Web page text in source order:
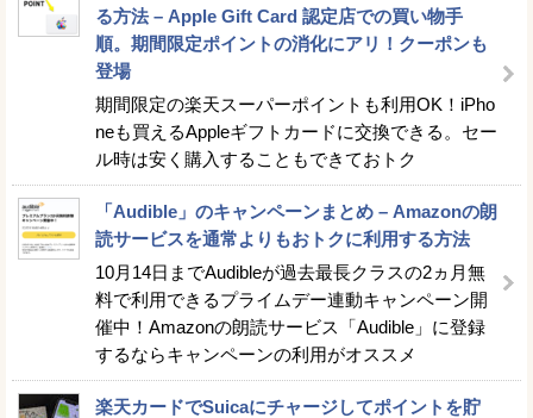
る方法 – Apple Gift Card 認定店での買い物手
順。期間限定ポイントの消化にアリ！クーポンも
登場
期間限定の楽天スーパーポイントも利用OK！iPho
neも買えるAppleギフトカードに交換できる。セー
ル時は安く購入することもできておトク
「Audible」のキャンペーンまとめ – Amazonの朗
読サービスを通常よりもおトクに利用する方法
10月14日までAudibleが過去最長クラスの2ヵ月無
料で利用できるプライムデー連動キャンペーン開
催中！Amazonの朗読サービス「Audible」に登録
するならキャンペーンの利用がオススメ
楽天カードでSuicaにチャージしてポイントを貯